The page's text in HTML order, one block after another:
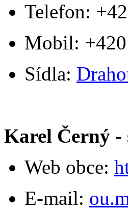
Telefon:
Mobil:
Sídla:
Karel Černý -
Web obce:
E-mail: